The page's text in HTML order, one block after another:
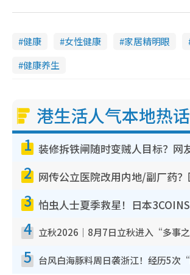
健康 女性健康 家居精明眼
健康养生
港生活人气本地热话
1
2
3
4
5